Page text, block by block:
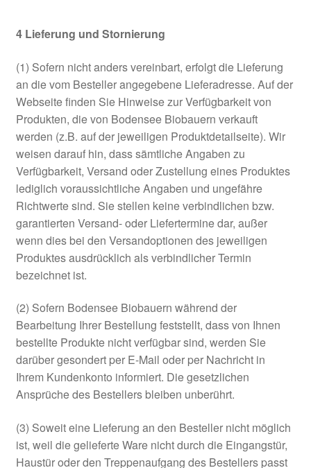
4 Lieferung und Stornierung
(1) Sofern nicht anders vereinbart, erfolgt die Lieferung
an die vom Besteller angegebene Lieferadresse. Auf der
Webseite finden Sie Hinweise zur Verfügbarkeit von
Produkten, die von Bodensee Biobauern verkauft
werden (z.B. auf der jeweiligen Produktdetailseite). Wir
weisen darauf hin, dass sämtliche Angaben zu
Verfügbarkeit, Versand oder Zustellung eines Produktes
lediglich voraussichtliche Angaben und ungefähre
Richtwerte sind. Sie stellen keine verbindlichen bzw.
garantierten Versand- oder Liefertermine dar, außer
wenn dies bei den Versandoptionen des jeweiligen
Produktes ausdrücklich als verbindlicher Termin
bezeichnet ist.
(2) Sofern Bodensee Biobauern während der
Bearbeitung Ihrer Bestellung feststellt, dass von Ihnen
bestellte Produkte nicht verfügbar sind, werden Sie
darüber gesondert per E-Mail oder per Nachricht in
Ihrem Kundenkonto informiert. Die gesetzlichen
Ansprüche des Bestellers bleiben unberührt.
(3) Soweit eine Lieferung an den Besteller nicht möglich
ist, weil die gelieferte Ware nicht durch die Eingangstür,
Haustür oder den Treppenaufgang des Bestellers passt